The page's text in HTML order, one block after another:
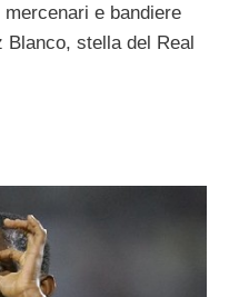
e bandiere
stella del Real